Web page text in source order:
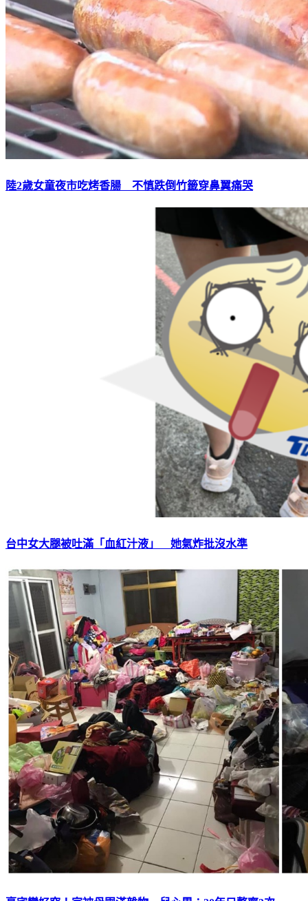
陸2歲女童夜市吃烤香腸 不慎跌倒竹籤穿鼻翼痛哭
台中女大腿被吐滿「血紅汁液」 她氣炸批沒水準